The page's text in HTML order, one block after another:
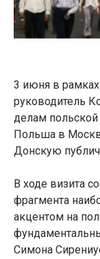
3 июня в
руководитель
делам
Польша в
Донскую
В ходе визита
фрагмента
акцентом на
Симона